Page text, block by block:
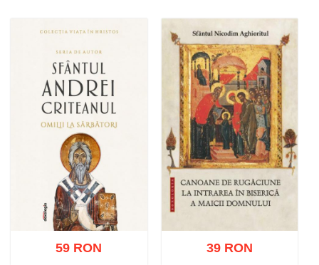
Adaugă în coș Wishlist Adaugă în coș Wishlist
59 RON 39 RON